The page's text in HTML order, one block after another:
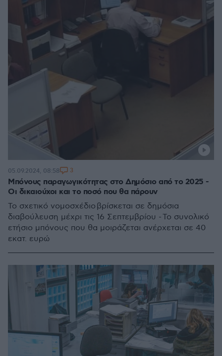
Μπόνους παραγωγικότητας στο Δημόσιο από το 2025 -
Οι δικαιούχοι και το ποσό που θα πάρουν
Το σχετικό νομοσχέδιο βρίσκεται σε δημόσια
διαβούλευση μέχρι τις 16 Σεπτεμβρίου - Το συνολικό
ετήσιο μπόνους που θα μοιράζεται ανέρχεται σε 40
εκατ. ευρώ
05.09.2024, 08:58 3